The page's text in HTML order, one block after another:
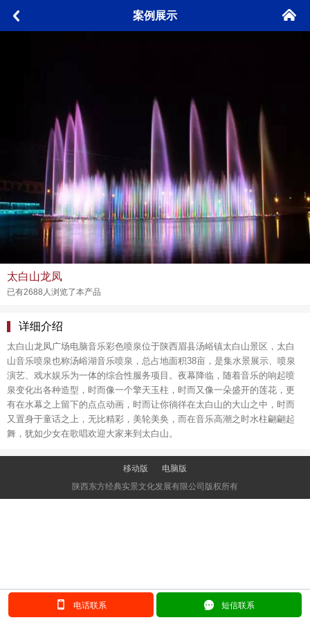
󰅮 案例展示 󰄫
太白山龙凤
已有2688人浏览了本产品
详细介绍
太白山龙凤广场电脑音乐彩色喷泉位于陕西眉县汤峪镇太白山景区，太白
山音乐喷泉也称汤峪湖音乐喷泉，总占地面积38亩，是集水景展示、喷泉
演艺、戏水娱乐为一体的综合性服务项目。夜幕降临，随着音乐的响起喷
泉变化出各种造型，时而像一个擎天玉柱，时而又像一朵盛开的莲花，更
有在水幕之上留下的点点动画，时而让你徜徉在太白山的大山之中，时而
又置身于童话之上，无比精彩，美轮美奂，而在音乐高潮之时水柱翩翩起
舞，犹如少女在歌唱欢迎大家来到太白山。
移动版
电脑版
陕西东方经典实景文化发展有限公司版权所有
󰂢 电话联系 󰄲 短信联系